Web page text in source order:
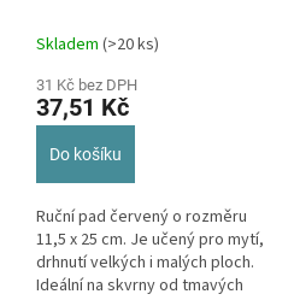
Skladem (>20 ks)
31 Kč bez DPH
37,51 Kč
Do košíku
Ruční pad červený o rozměru
11,5 x 25 cm. Je učený pro mytí,
drhnutí velkých i malých ploch.
Ideální na skvrny od tmavých